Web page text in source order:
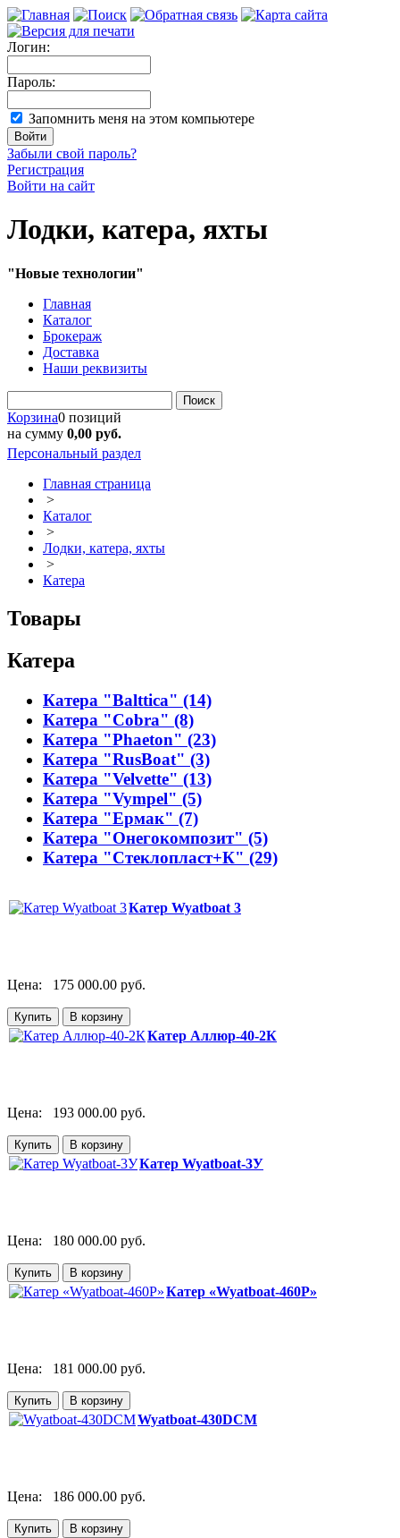
Логин:
Пароль:
Запомнить меня на этом компьютере
Забыли свой пароль?
Регистрация
Войти на сайт
Лодки, катера, яхты
"Новые технологии"
Главная
Каталог
Брокераж
Доставка
Наши реквизиты
Поиск
Корзина0 позиций
на сумму 0,00 руб.
Персональный раздел
Главная страница
>
Каталог
>
Лодки, катера, яхты
>
Катера
Товары
Катера
Катера "Balttica" (14)
Катера "Cobra" (8)
Катера "Phaeton" (23)
Катера "RusBoat" (3)
Катера "Velvette" (13)
Катера "Vympel" (5)
Катера "Ермак" (7)
Катера "Онегокомпозит" (5)
Катера "Стеклопласт+К" (29)
Катер Wyatboat 3
Цена: 175 000.00 руб.
Катер Аллюр-40-2К
Цена: 193 000.00 руб.
Катер Wyatboat-3У
Цена: 180 000.00 руб.
Катер «Wyatboat-460P»
Цена: 181 000.00 руб.
Wyatboat-430DCM
Цена: 186 000.00 руб.